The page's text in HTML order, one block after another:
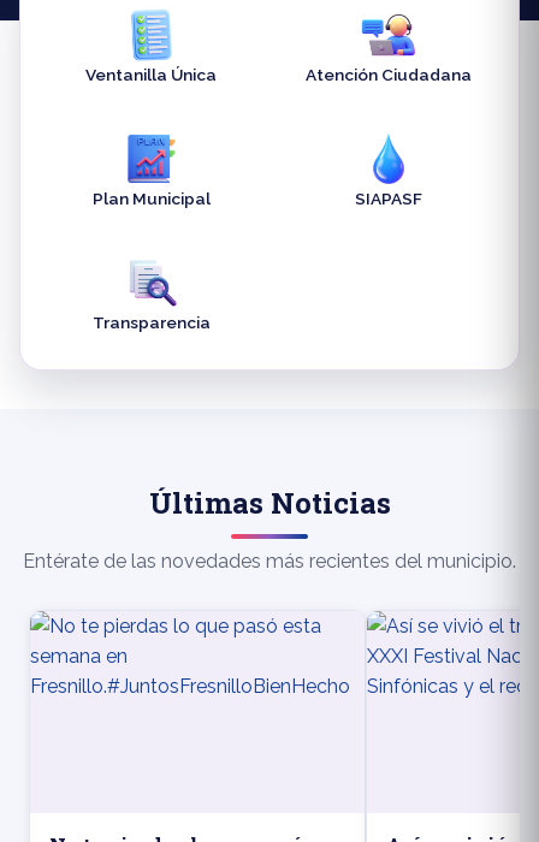
Ventanilla Única Atención Ciudadana
Plan Municipal SIAPASF
Transparencia
Últimas Noticias
Entérate de las novedades más recientes del municipio.